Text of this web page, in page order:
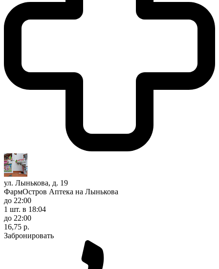
ул. Лынькова, д. 19
ФармОстров Аптека на Лынькова
до 22:00
1 шт. в 18:04
до 22:00
16,75 р.
Забронировать